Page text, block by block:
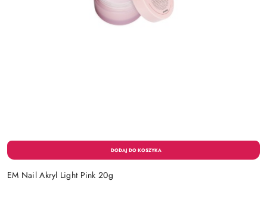
EM Nail Akryl Light Pink 20g